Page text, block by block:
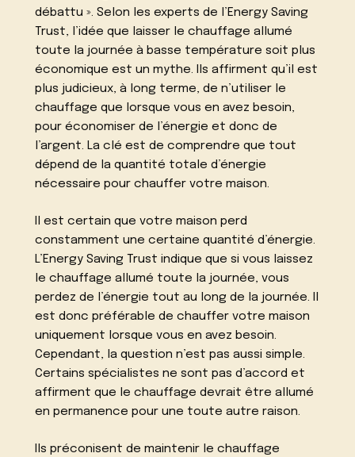
débattu ». Selon les experts de l’Energy Saving
Trust, l’idée que laisser le chauffage allumé
toute la journée à basse température soit plus
économique est un mythe. Ils affirment qu’il est
plus judicieux, à long terme, de n’utiliser le
chauffage que lorsque vous en avez besoin,
pour économiser de l’énergie et donc de
l’argent. La clé est de comprendre que tout
dépend de la quantité totale d’énergie
nécessaire pour chauffer votre maison.
Il est certain que votre maison perd
constamment une certaine quantité d’énergie.
L’Energy Saving Trust indique que si vous laissez
le chauffage allumé toute la journée, vous
perdez de l’énergie tout au long de la journée. Il
est donc préférable de chauffer votre maison
uniquement lorsque vous en avez besoin.
Cependant, la question n’est pas aussi simple.
Certains spécialistes ne sont pas d’accord et
affirment que le chauffage devrait être allumé
en permanence pour une toute autre raison.
Ils préconisent de maintenir le chauffage